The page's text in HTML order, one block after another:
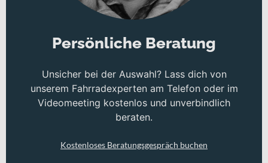
Persönliche Beratung
Unsicher bei der Auswahl? Lass dich von
unserem Fahrradexperten am Telefon oder im
Videomeeting kostenlos und unverbindlich
beraten.
Kostenloses Beratungsgespräch buchen